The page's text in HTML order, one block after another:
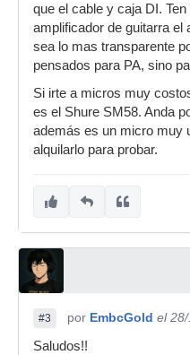
que el cable y caja DI.
amplificador de guitarra el
sea lo mas transparente
pensados para PA, sino
Si irte a micros muy
es el Shure SM58. Anda
además es un micro muy
alquilarlo para probar.
#3 por EmbcGold el
Saludos!!